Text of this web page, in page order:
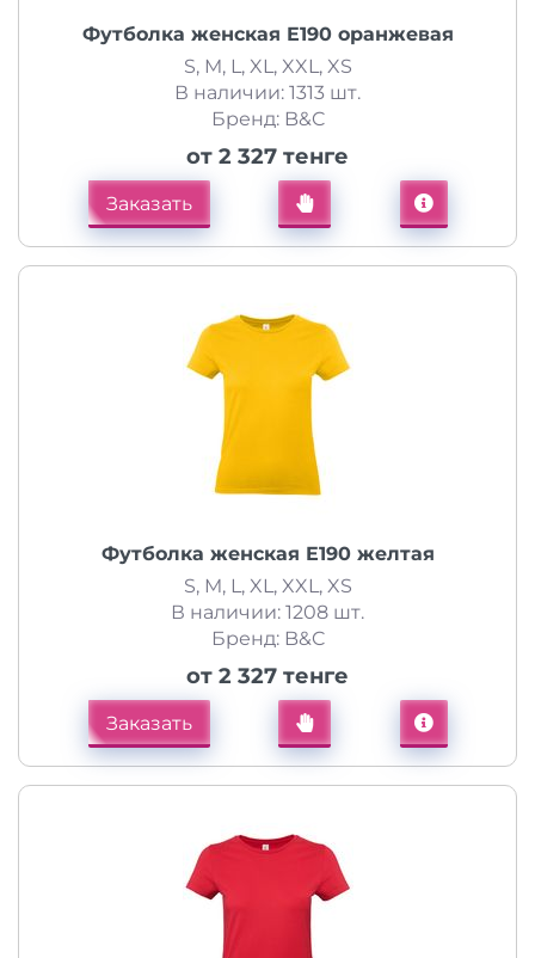
Футболка женская E190 оранжевая
S, M, L, XL, XXL, XS
В наличии: 1313 шт.
Бренд: B&C
от 2 327 тенге
Заказать
Футболка женская E190 желтая
S, M, L, XL, XXL, XS
В наличии: 1208 шт.
Бренд: B&C
от 2 327 тенге
Заказать